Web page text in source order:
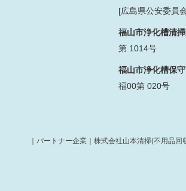
[広島県公安委員
福山市浄化槽清
第 1014号
福山市浄化槽保
福00第 020号
｜パートナー企業｜ 株式会社山本清掃(不用品回